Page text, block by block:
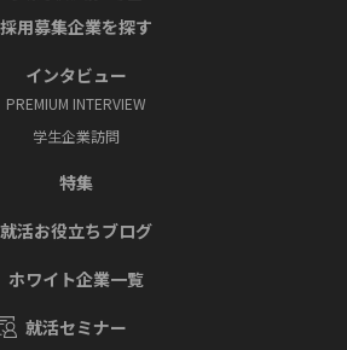
採⽤募集企業を探す
インタビュー
PREMIUM INTERVIEW
学⽣企業訪問
特集
就活お役⽴ちブログ
ホワイト企業一覧
就活セミナー